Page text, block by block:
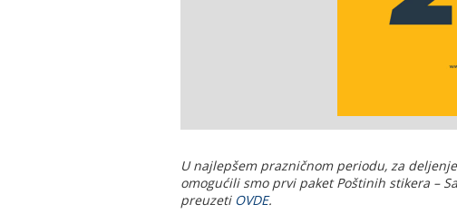
U najlepšem prazničnom periodu, za
omogućili smo prvi paket Poštinih stikera –
preuzeti OVDE.